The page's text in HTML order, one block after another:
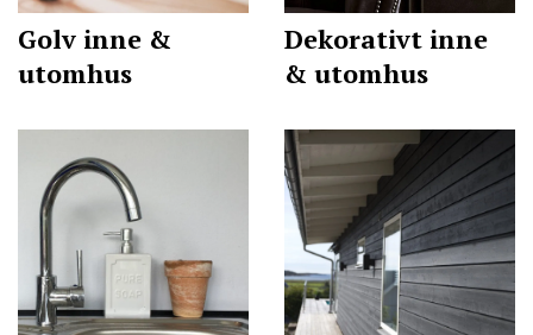
Golv inne &
utomhus
Dekorativt inne
& utomhus